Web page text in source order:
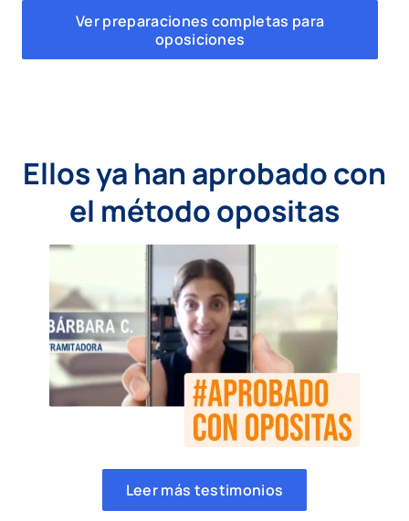
Ver preparaciones completas para
oposiciones
Ellos ya han aprobado con
el método opositas
Leer más testimonios